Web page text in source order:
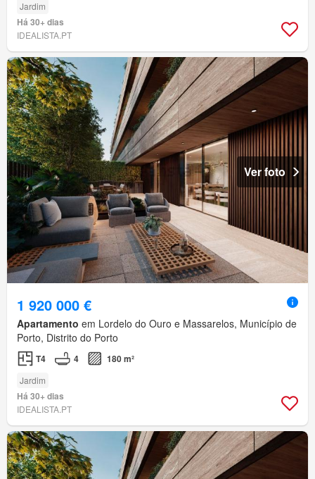
Jardim
Há 30+ dias
IDEALISTA.PT
Ver foto
1 920 000 €
Apartamento em Lordelo do Ouro e Massarelos, Município de
Porto, Distrito do Porto
T4 4 180 m²
Jardim
Há 30+ dias
IDEALISTA.PT